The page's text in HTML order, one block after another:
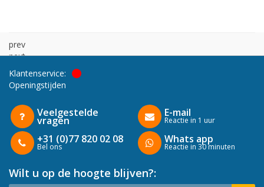
prev
next
Klantenservice:
Openingstijden
Veelgestelde
vragen
+31 (0)77 820 02 08
Bel ons
E-mail
Reactie in 1 uur
Whats app
Reactie in 30 minuten
Wilt u op de hoogte blijven?: